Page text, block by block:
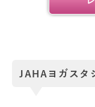
JAHAヨガスタ